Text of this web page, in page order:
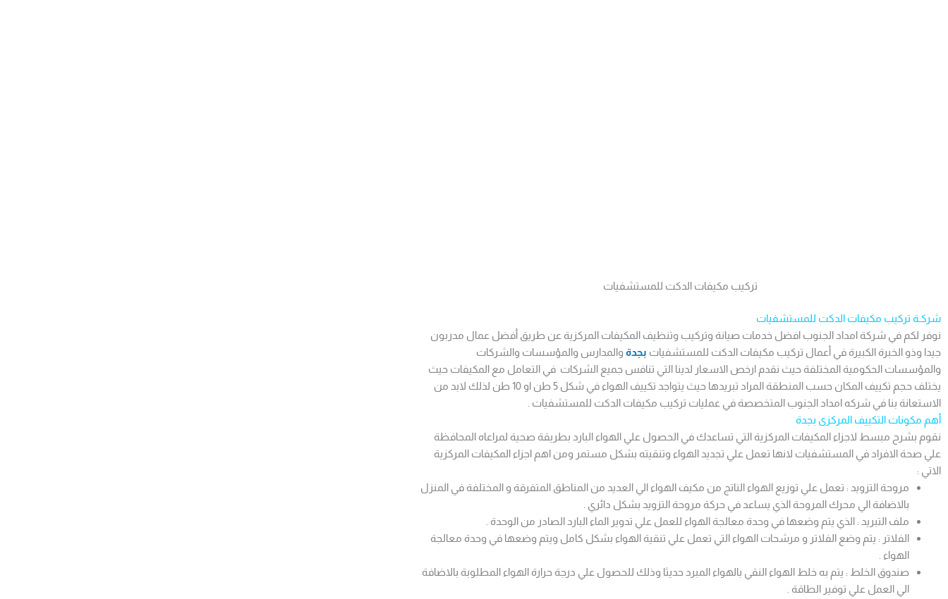
تركيب مكيفات الدكت للمستشفيات
شركـة تركيب مكيفات الدكت للمستشفيات
نوفر لكم في شركة امداد الجنوب افضل خدمات صيانة وتركيب وتنظيف المكيفات المركزية عن طريق أفضل عمال مدربون
جيدا وذو الخبرة الكبيرة في أعمال تركيب مكيفات الدكت للمستشفيات بجدة والمدارس والمؤسسات والشركات
والمؤسسات الحكومية المختلفة حيث نقدم ارخص الاسعار لدينا التي تنافس جميع الشركات في التعامل مع المكيفات حيث
يختلف حجم تكييف المكان حسب المنطقة المراد تبريدها حيث يتواجد تكييف الهواء في شكل 5 طن او 10 طن لذلك لابد من
الاستعانة بنا في شركه امداد الجنوب المتخصصة في عمليات تركيب مكيفات الدكت للمستشفيات .
أهم مكونات التكييف المركزى بجدة
نقوم بشرح مبسط لاجزاء المكيفات المركزية التي تساعدك في الحصول علي الهواء البارد بطريقة صحية لمراعاه المحافظة
علي صحة الافراد في المستشفيات لانها تعمل علي تجديد الهواء وتنقيته بشكل مستمر ومن اهم اجزاء المكيفات المركزية
الاتي :
مروحة التزويد : تعمل علي توزيع الهواء الناتج من مكيف الهواء الي العديد من المناطق المتفرقة و المختلفة في المنزل
بالاضافة الي محرك المروحة الذي يساعد في حركة مروحة التزويد بشكل دائري .
ملف التبريد : الذي يتم وضعها في وحدة معالجة الهواء للعمل علي تدوير الماء البارد الصادر من الوحدة .
الفلاتر : يتم وضع الفلاتر و مرشحات الهواء التي تعمل علي تنقية الهواء بشكل كامل ويتم وضعها في وحدة معالجة
الهواء .
صندوق الخلط : يتم به خلط الهواء النقي بالهواء المبرد حديثا وذلك للحصول علي درجة حرارة الهواء المطلوبة بالاضافة
الي العمل علي توفير الطاقة .